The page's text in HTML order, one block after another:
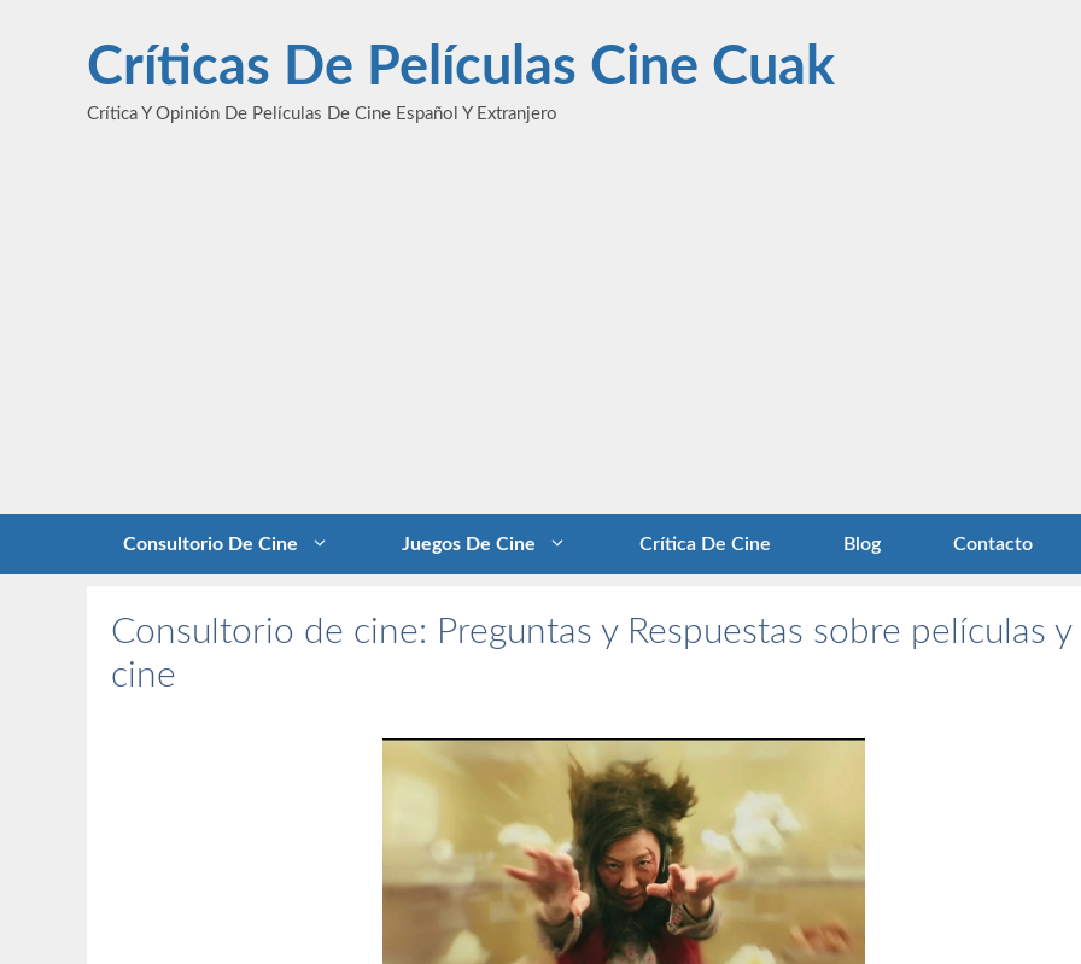
contenidoCríticas De Películas Cine Cuak
Crítica Y Opinión De Películas De Cine Español Y Extranjero
Consultorio De Cine Juegos De Cine Crítica De Cine Blog Contacto
Consultorio de cine: Preguntas y Respuestas sobre películas y
cine